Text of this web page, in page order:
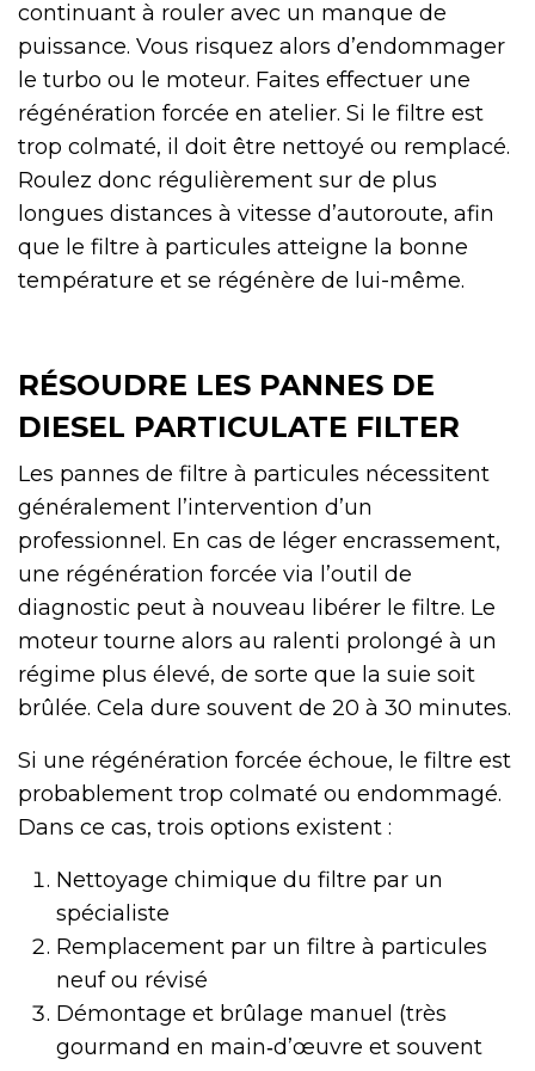
continuant à rouler avec un manque de
puissance. Vous risquez alors d’endommager
le turbo ou le moteur. Faites effectuer une
régénération forcée en atelier. Si le filtre est
trop colmaté, il doit être nettoyé ou remplacé.
Roulez donc régulièrement sur de plus
longues distances à vitesse d’autoroute, afin
que le filtre à particules atteigne la bonne
température et se régénère de lui-même.
RÉSOUDRE LES PANNES DE
DIESEL PARTICULATE FILTER
Les pannes de filtre à particules nécessitent
généralement l’intervention d’un
professionnel. En cas de léger encrassement,
une régénération forcée via l’outil de
diagnostic peut à nouveau libérer le filtre. Le
moteur tourne alors au ralenti prolongé à un
régime plus élevé, de sorte que la suie soit
brûlée. Cela dure souvent de 20 à 30 minutes.
Si une régénération forcée échoue, le filtre est
probablement trop colmaté ou endommagé.
Dans ce cas, trois options existent :
Nettoyage chimique du filtre par un
spécialiste
Remplacement par un filtre à particules
neuf ou révisé
Démontage et brûlage manuel (très
gourmand en main‑d’œuvre et souvent